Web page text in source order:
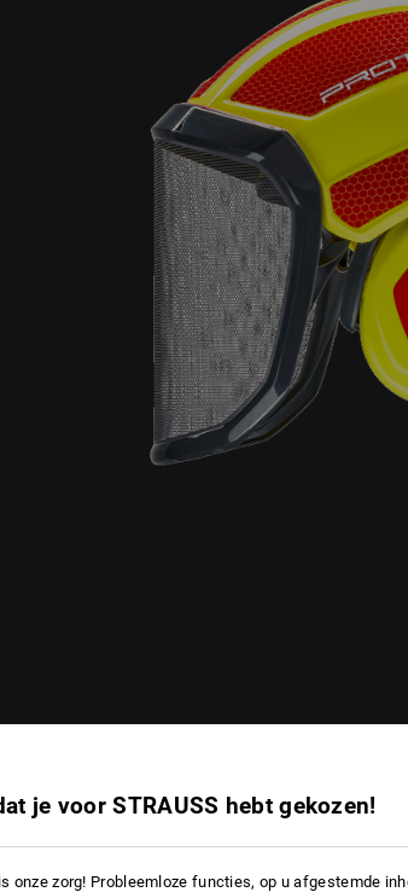
je voor STRAUSS hebt gekozen!
onze zorg! Probleemloze functies, op u afgestemde